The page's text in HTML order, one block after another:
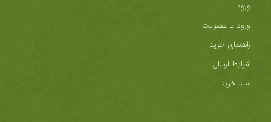
ورود
ورود یا عضویت
راهنمای خرید
شرایط ارسال
سبد خرید